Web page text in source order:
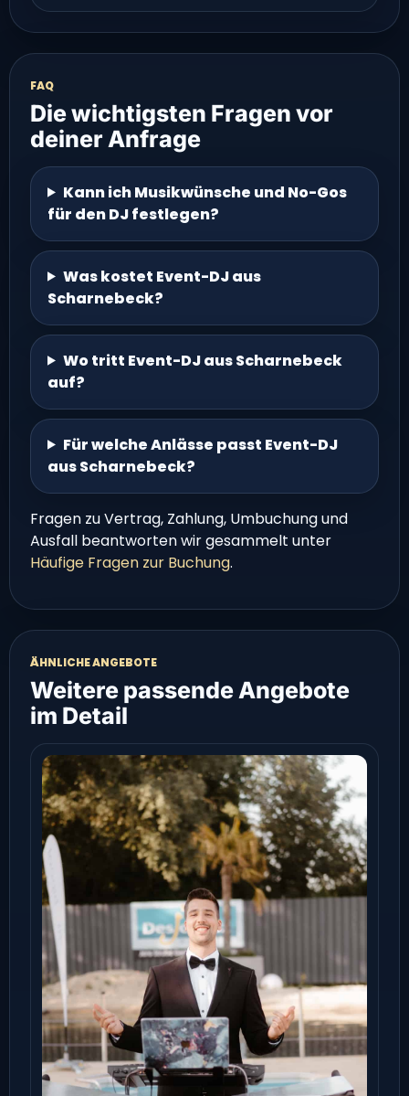
FAQ
Die wichtigsten Fragen vor
deiner Anfrage
Kann ich Musikwünsche und No-Gos
für den DJ festlegen?
Was kostet Event-DJ aus
Scharnebeck?
Wo tritt Event-DJ aus Scharnebeck
auf?
Für welche Anlässe passt Event-DJ
aus Scharnebeck?
Fragen zu Vertrag, Zahlung, Umbuchung und
Ausfall beantworten wir gesammelt unter
Häufige Fragen zur Buchung.
ÄHNLICHE ANGEBOTE
Weitere passende Angebote
im Detail